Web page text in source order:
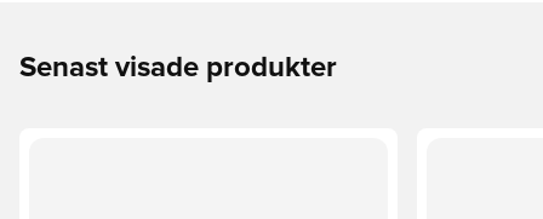
Senast visade produkter